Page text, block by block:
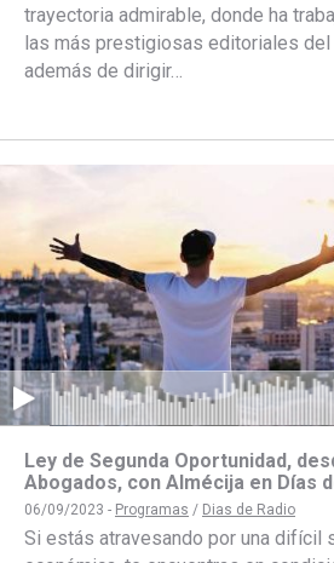
trayectoria admirable, donde ha
las más prestigiosas editoriales del
además de dirigir…
Ley de Segunda Oportunidad,
Abogados, con Almécija en Días
06/09/2023 - Programas / Dias de Radio
Si estás atravesando por una difícil